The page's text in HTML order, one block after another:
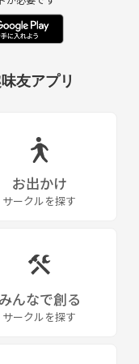
友アプリ
お出かけ
サークルを探す
みんなで創る
サークルを探す